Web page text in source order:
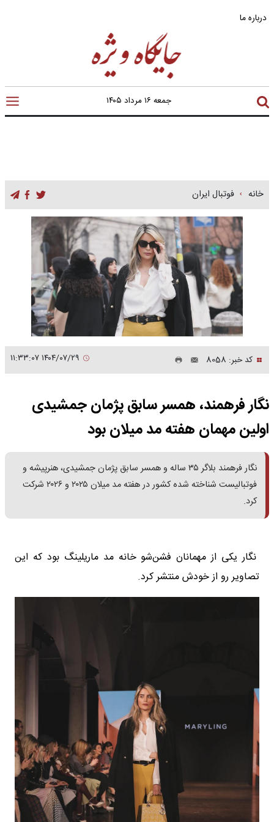
درباره ما
جمعه ۱۶ مرداد ۱۴۰۵
خانه فوتبال ایران
کد خبر: 8058
نگار فرهمند، همسر سابق پژمان جمشیدی
اولین مهمان هفته مد میلان بود
نگار فرهمند بلاگر ۳۵ ساله و همسر سابق پژمان جمشیدی، هنرپیشه و
فوتبالیست شناخته شده کشور در هفته مد میلان ۲۰۲۵ و ۲۰۲۶ شرکت
کرد.
نگار یکی از مهمانان فشن‌شو خانه مد ماریلینگ بود که این
تصاویر رو از خودش منتشر کرد.